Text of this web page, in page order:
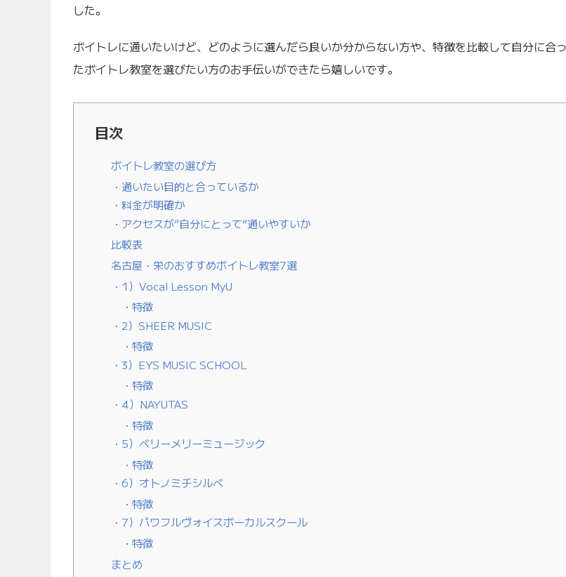
した。
ボイトレに通いたいけど、どのように選んだら良いか分からない方や、特徴を比較して自分に合っ
たボイトレ教室を選びたい方のお手伝いができたら嬉しいです。
目次
ボイトレ教室の選び方
通いたい目的と合っているか
料金が明確か
アクセスが”自分にとって”通いやすいか
比較表
名古屋・栄のおすすめボイトレ教室7選
1）Vocal Lesson MyU
特徴
2）SHEER MUSIC
特徴
3）EYS MUSIC SCHOOL
特徴
4）NAYUTAS
特徴
5）ベリーメリーミュージック
特徴
6）オトノミチシルベ
特徴
7）パワフルヴォイスボーカルスクール
特徴
まとめ